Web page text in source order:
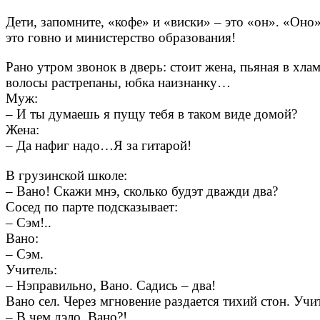
Дети, запомните, «кофе» и «виски» – это «он».
это говно и министерство образования!
Рано утром звонок в дверь: стоит жена, пьяная в
волосы растрепаны, юбка наизнанку…
Муж:
– И ты думаешь я пущу тебя в таком виде домой?
Жена:
– Да нафиг надо…Я за гитарой!
В грузинской школе:
– Вано! Скажи мнэ, сколько будэт дважди два?
Сосед по парте подсказывает:
– Сэм!..
Вано:
– Сэм.
Учитель:
– Нэправильно, Вано. Садись – два!
Вано сел. Через мгновение раздается тихий стон.
– В чем дэло, Вано?!